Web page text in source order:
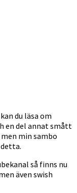
du läsa om
en del annat smått
min sambo
så finns nu
även swish